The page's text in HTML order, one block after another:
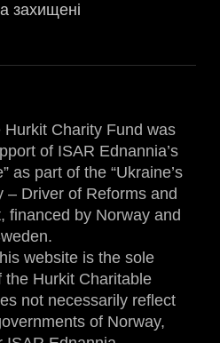
захищені
Charity Fund was
of ISAR Ednannia’s
as part of the “Ukraine’s
– Driver of Reforms and
financed by Norway and
website is the sole
the Hurkit Charitable
not necessarily reflect
of Norway,